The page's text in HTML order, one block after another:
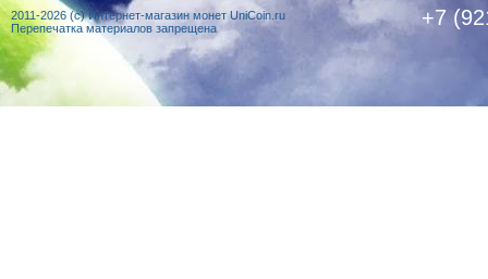
2011-2026 (c) Интернет-магазин монет UniCoin.ru
Перепечатка материалов запрещена
+7